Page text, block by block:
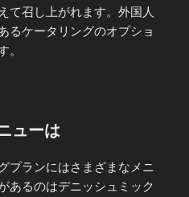
て召し上がれます。外国人
るケータリングのオプショ
。
ューは
プランにはさまざまなメニ
あるのはデニッシュミック